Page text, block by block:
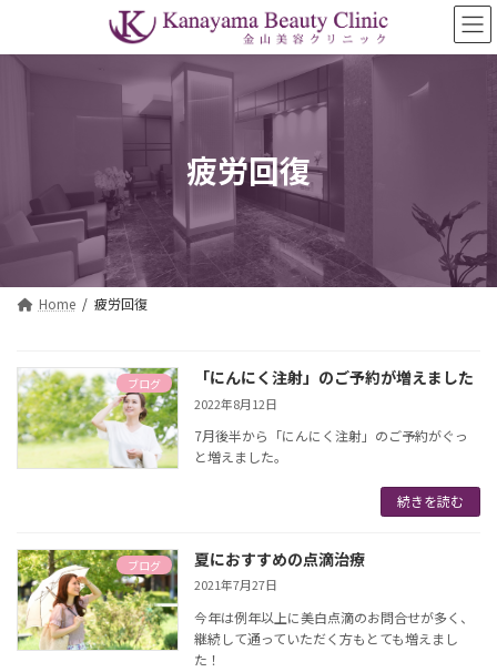
テ
ゲ
疲労回復
Home 疲労回復
ブログ 「にんにく注射」のご予約が増えました
2022年8月12日
7月後半から「にんにく注射」のご予約がぐっ
と増えました。
続きを読む
ブログ 夏におすすめの点滴治療
2021年7月27日
今年は例年以上に美白点滴のお問合せが多く、
継続して通っていただく方もとても増えまし
た！